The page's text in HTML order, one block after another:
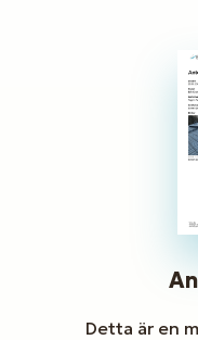
Detta är en